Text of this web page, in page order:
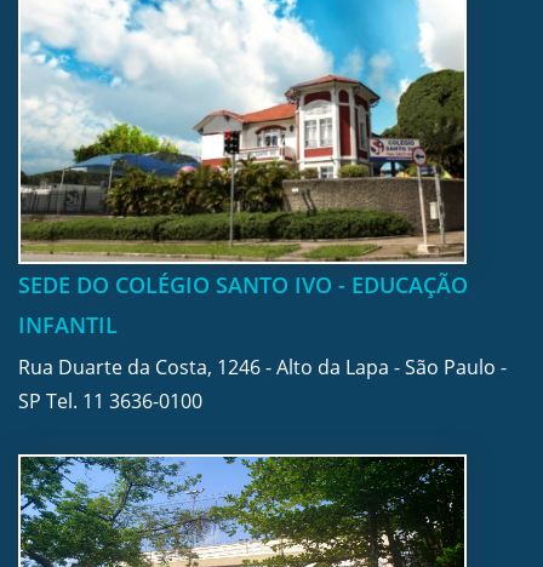
SEDE DO COLÉGIO SANTO IVO - EDUCAÇÃO
INFANTIL
Rua Duarte da Costa, 1246 - Alto da Lapa - São Paulo -
SP Tel. 11 3636-0100